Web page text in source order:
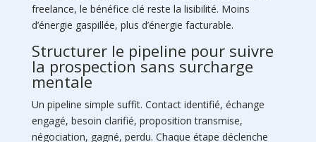
freelance, le bénéfice clé reste la lisibilité. Moins
d’énergie gaspillée, plus d’énergie facturable.
Structurer le pipeline pour suivre
la prospection sans surcharge
mentale
Un pipeline simple suffit. Contact identifié, échange
engagé, besoin clarifié, proposition transmise,
négociation, gagné, perdu. Chaque étape déclenche